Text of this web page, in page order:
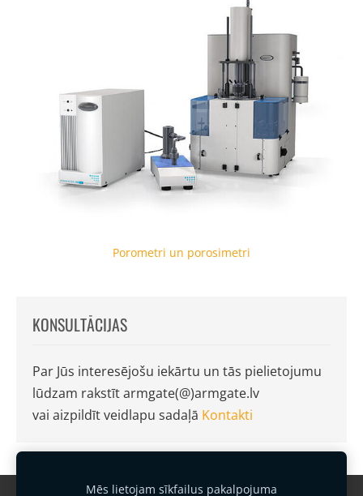
KONSULTĀCIJAS
Par Jūs interesējošu iekārtu un tās pielietojumu
lūdzam rakstīt armgate(@)armgate.lv
vai aizpildīt veidlapu sadaļā Kontakti
Porometri un porosimetri
Mēs lietojam sīkfailus pakalpojuma